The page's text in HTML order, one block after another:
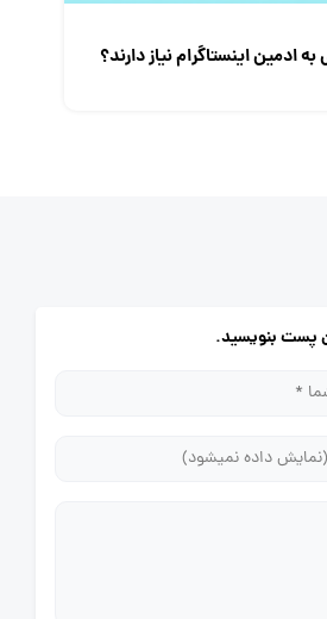
ادمین اینستاگرام نیاز دارند؟
پست بنویسید.